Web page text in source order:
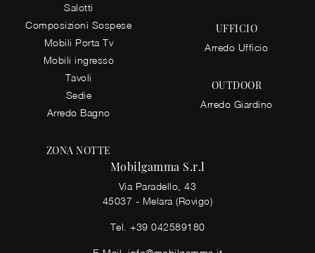
Salotti
Composizioni Sospese
Mobili Porta Tv
Mobili ingresso
Tavoli
Sedie
Arredo Bagno
ZONA NOTTE
UFFICIO
Arredo Ufficio
OUTDOOR
Arredo Giardino
Mobilgamma S.r.l
Via Paradello, 43
45037 - Melara (Rovigo)
Tel. +39 042589180